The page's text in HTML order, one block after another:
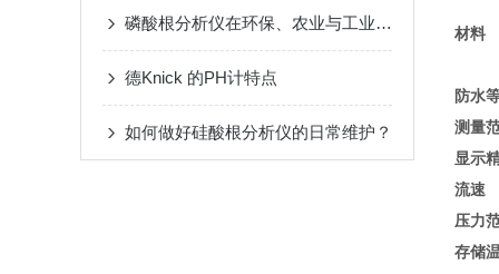
磷酸根分析仪在环保、农业与工业中的关键作用
德Knick 的PH计特点
如何做好硅酸根分析仪的日常维护？
材料
防水
测量
显示
流速
压力
存储